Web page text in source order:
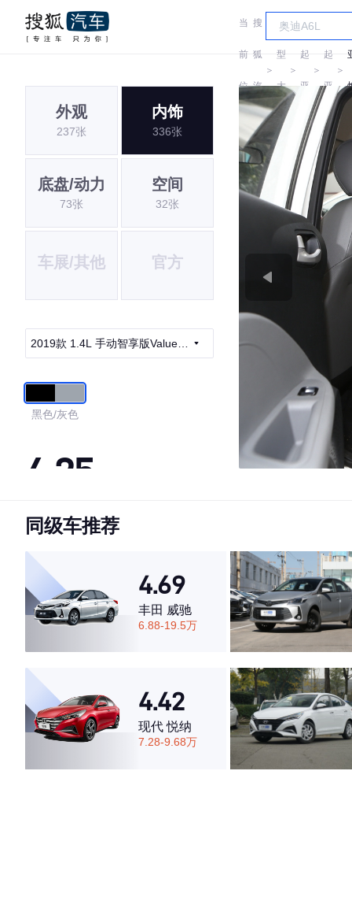
当
前
位
置:
搜
狐
汽
车
＞
车
型
大
全
＞
起
亚
＞
起
亚
＞
外观
237张
内饰
336张
底盘/动力
73张
空间
32张
车展/其他 官方
2019款 1.4L 手动智享版Value
黑色/灰色
4.25
·外观表现一般，低于59%同级车
·空间表现较为优秀，优于50%同级车
同级车推荐
4.69
丰田 威驰
6.88-19.5万
4.42
现代 悦纳
7.28-9.68万